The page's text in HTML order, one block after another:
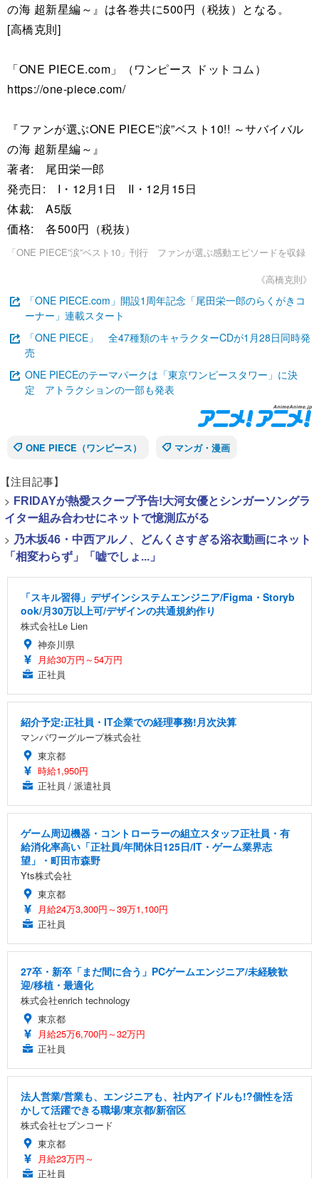
の海 超新星編～』は各巻共に500円（税抜）となる。
[高橋克則]
「ONE PIECE.com」（ワンピース ドットコム）
https://one-piece.com/
『ファンが選ぶONE PIECE”涙”ベスト10!! ～サバイバル
の海 超新星編～』
著者: 尾田栄一郎
発売日: I・12月1日 II・12月15日
体裁: A5版
価格: 各500円（税抜）
「ONE PIECE”涙”ベスト10」刊行 ファンが選ぶ感動エピソードを収録
《高橋克則》
「ONE PIECE.com」開設1周年記念「尾田栄一郎のらくがきコ
ーナー」連載スタート
「ONE PIECE」 全47種類のキャラクターCDが1月28日同時発
売
ONE PIECEのテーマパークは「東京ワンピースタワー」に決
定 アトラクションの一部も発表
ONE PIECE（ワンピース） マンガ・漫画
【注目記事】
> FRIDAYが熱愛スクープ予告!大河女優とシンガーソングラ
イター組み合わせにネットで憶測広がる
> 乃木坂46・中西アルノ、どんくさすぎる浴衣動画にネット
「相変わらず」「嘘でしょ...」
「スキル習得」デザインシステムエンジニア/Figma・Storyb
ook/月30万以上可/デザインの共通規約作り
株式会社Le Lien
神奈川県
月給30万円～54万円
正社員
紹介予定:正社員・IT企業での経理事務!月次決算
マンパワーグループ株式会社
東京都
時給1,950円
正社員 / 派遣社員
ゲーム周辺機器・コントローラーの組立スタッフ正社員・有
給消化率高い「正社員/年間休日125日/IT・ゲーム業界志
望」・町田市森野
Yts株式会社
東京都
月給24万3,300円～39万1,100円
正社員
27卒・新卒「まだ間に合う」PCゲームエンジニア/未経験歓
迎/移植・最適化
株式会社enrich technology
東京都
月給25万6,700円～32万円
正社員
法人営業/営業も、エンジニアも、社内アイドルも!?個性を活
かして活躍できる職場/東京都/新宿区
株式会社セブンコード
東京都
月給23万円～
正社員